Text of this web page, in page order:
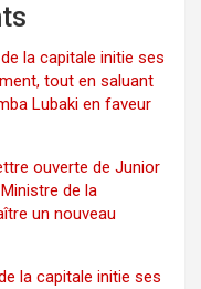
la capitale initie ses
tout en saluant
Lubaki en faveur
ouverte de Junior
de la
un nouveau
la capitale initie ses